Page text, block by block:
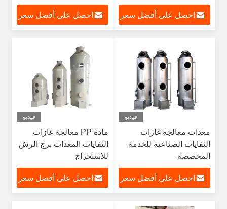
غسل البرج الرش
احصل على أفضل سعر
احصل على أفضل سعر
فيديو
معدات معالجة غازات
النفايات الصناعية للخدمة
المخصصة
HCL/NH3/HF/H2SO4/NAOH
احصل على أفضل سعر
فيديو
مادة PP معالجة غازات
النفايات المعدات برج الرش
للاستخراج
احصل على أفضل سعر